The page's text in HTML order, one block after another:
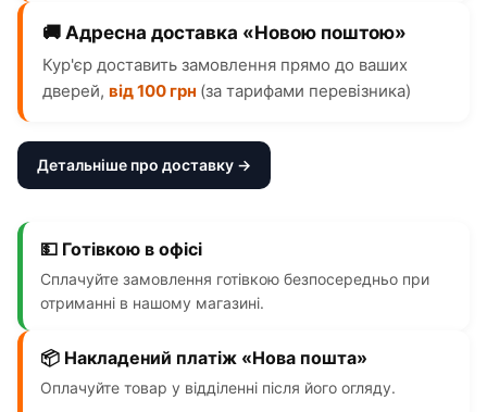
🚚 Адресна доставка «Новою поштою»
Кур'єр доставить замовлення прямо до ваших
дверей, від 100 грн (за тарифами перевізника)
Детальніше про доставку →
💵 Готівкою в офісі
Сплачуйте замовлення готівкою безпосередньо при
отриманні в нашому магазині.
📦 Накладений платіж «Нова пошта»
Оплачуйте товар у відділенні після його огляду.